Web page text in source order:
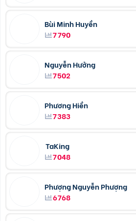
Bùi Minh Huyền
7790
Nguyễn Hưởng
7502
Phương Hiền
7383
TaKing
7048
Phượng Nguyễn Phượng
6768